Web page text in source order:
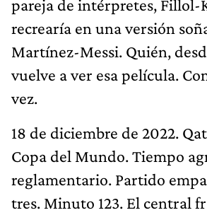
pareja de intérpretes, Fillol-
recrearía en una versión
Martínez-Messi. Quién,
vuelve a ver esa película.
vez.
18 de diciembre de 2022.
Copa del Mundo. Tiempo
reglamentario. Partido
tres. Minuto 123. El central